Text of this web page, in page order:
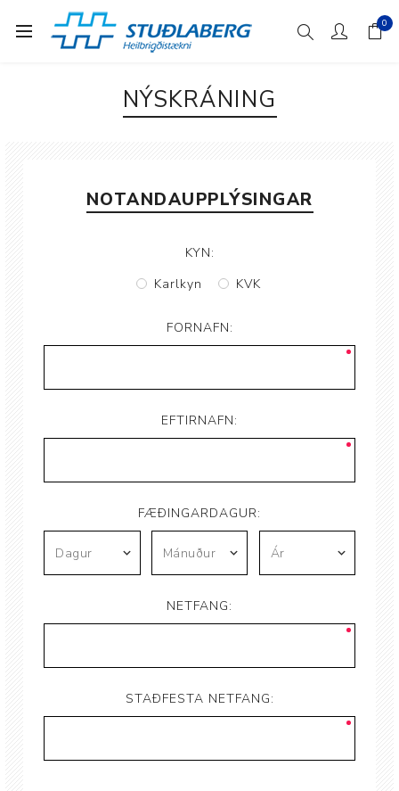
0
NÝSKRÁNING
NOTANDAUPPLÝSINGAR
KYN:
Karlkyn
KVK
FORNAFN:
EFTIRNAFN:
FÆÐINGARDAGUR:
NETFANG:
STAÐFESTA NETFANG: